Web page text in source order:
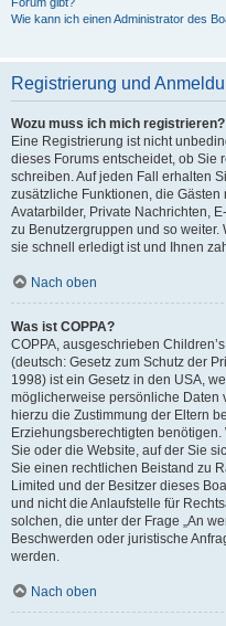
Wie kann ich einen Administrator des
Registrierung und
Wozu muss ich mich registrieren?
Eine Registrierung ist nicht
dieses Forums entscheidet, ob Sie
schreiben. Auf jeden Fall erhalten
zusätzliche Funktionen, die Gästen
Avatarbilder, Private Nachrichten,
zu Benutzergruppen und so
sie schnell erledigt ist und Ihnen
Nach oben
Was ist COPPA?
COPPA, ausgeschrieben
(deutsch: Gesetz zum Schutz der
1998) ist ein Gesetz in den USA,
möglicherweise persönliche Daten
hierzu die Zustimmung der Eltern
Erziehungsberechtigten
Sie oder die Website, auf der Sie
Sie einen rechtlichen Beistand zu
Limited und der Besitzer dieses
und nicht die Anlaufstelle für
solchen, die unter der Frage „An
Beschwerden oder juristische
werden.
Nach oben